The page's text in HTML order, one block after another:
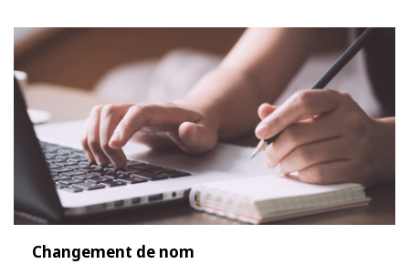
Changement de nom